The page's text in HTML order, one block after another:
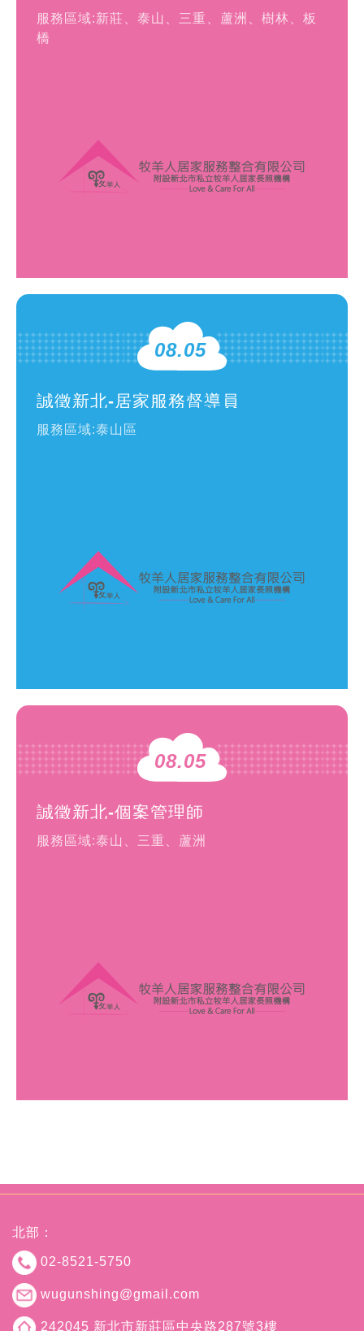
服務區域:新莊、泰山、三重、蘆洲、樹林、板
橋
08.05
誠徵新北-居家服務督導員
服務區域:泰山區
08.05
誠徵新北-個案管理師
服務區域:泰山、三重、蘆洲
北部：
02-8521-5750
wugunshing@gmail.com
242045 新北市新莊區中央路287號3樓